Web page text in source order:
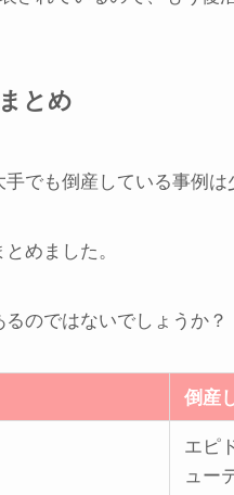
とめ
でも倒産している事例は
めました。
のではないでしょうか？
倒産
エピ
ュー